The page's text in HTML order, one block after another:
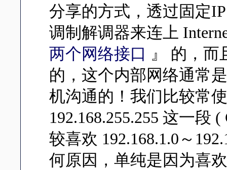
分享的方式，透过固定
调制解调器来连上
两个网络接口 』 的，而
的，这个内部网络通常
机沟通的！我们比较常
192.168.255.255 这一段
较喜欢 192.168.1.0～
何原因，单纯是因为喜